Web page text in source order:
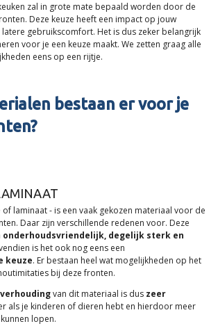
zal in grote mate bepaald worden door de
Deze keuze heeft een impact op jouw
gebruikscomfort. Het is dus zeker belangrijk
voor je een keuze maakt. We zetten graag alle
eens op een rijtje.
bestaan er voor je
laminaat - is een vaak gekozen materiaal voor de
Daar zijn verschillende redenen voor. Deze
onderhoudsvriendelijk, degelijk sterk en
is het ook nog eens een
keuze. Er bestaan heel wat mogelijkheden op het
bij deze fronten.
van dit materiaal is dus zeer
als je kinderen of dieren hebt en hierdoor meer
lopen.